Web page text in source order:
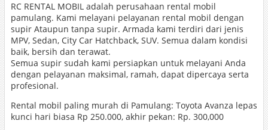
RC RENTAL MOBIL adalah perusahaan rental mobil
pamulang. Kami melayani pelayanan rental mobil dengan
supir Ataupun tanpa supir. Armada kami terdiri dari jenis
MPV, Sedan, City Car Hatchback, SUV. Semua dalam kondisi
baik, bersih dan terawat.
Semua supir sudah kami persiapkan untuk melayani Anda
dengan pelayanan maksimal, ramah, dapat dipercaya serta
profesional.
Rental mobil paling murah di Pamulang: Toyota Avanza lepas
kunci hari biasa Rp 250.000, akhir pekan: Rp. 300,000